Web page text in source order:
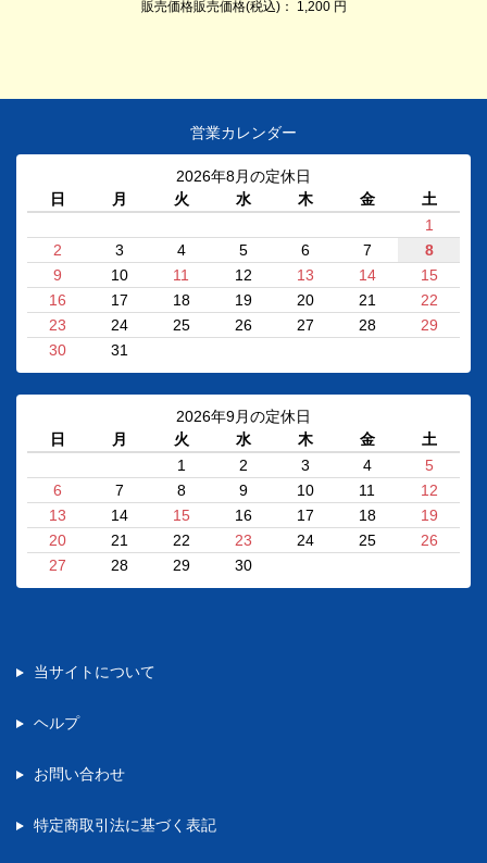
販売価格販売価格(税込)： 1,200 円
営業カレンダー
2026年8月の定休日
日
月 火 水 木 金
土
1
2
3 4 5 6 7
8
9
10 11 12 13 14
15
16
17 18 19 20 21
22
23
24 25 26 27 28
29
30
31
2026年9月の定休日
日
月 火 水 木 金
土
1
2 3 4
5
6
7 8 9 10 11
12
13
14 15 16 17 18
19
20
21 22 23 24 25
26
27
28 29 30
当サイトについて
ヘルプ
お問い合わせ
特定商取引法に基づく表記